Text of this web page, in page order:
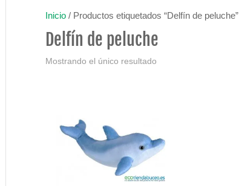
Inicio / Productos etiquetados “Delfín de peluche”
Delfín de peluche
Mostrando el único resultado